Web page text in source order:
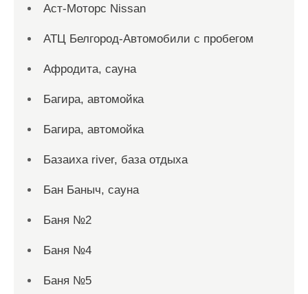
Аст-Моторс Nissan
АТЦ Белгород-Автомобили с пробегом
Афродита, сауна
Багира, автомойка
Багира, автомойка
Базаиха river, база отдыха
Бан Баныч, сауна
Баня №2
Баня №4
Баня №5